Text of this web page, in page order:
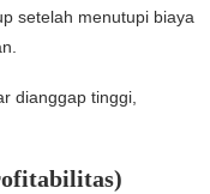
setelah menutupi biaya
dianggap tinggi,